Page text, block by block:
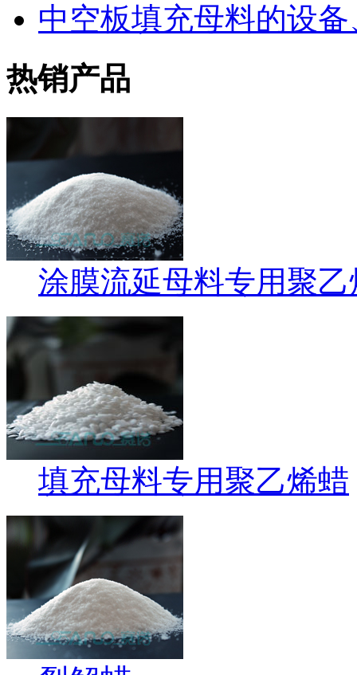
中空板填充母料的设
热销产品
涂膜流延母料专用聚乙
填充母料专用聚乙烯蜡